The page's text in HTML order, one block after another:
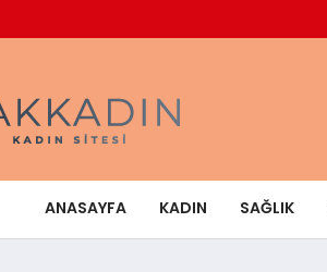
ANASAYFA KADIN SAĞLIK